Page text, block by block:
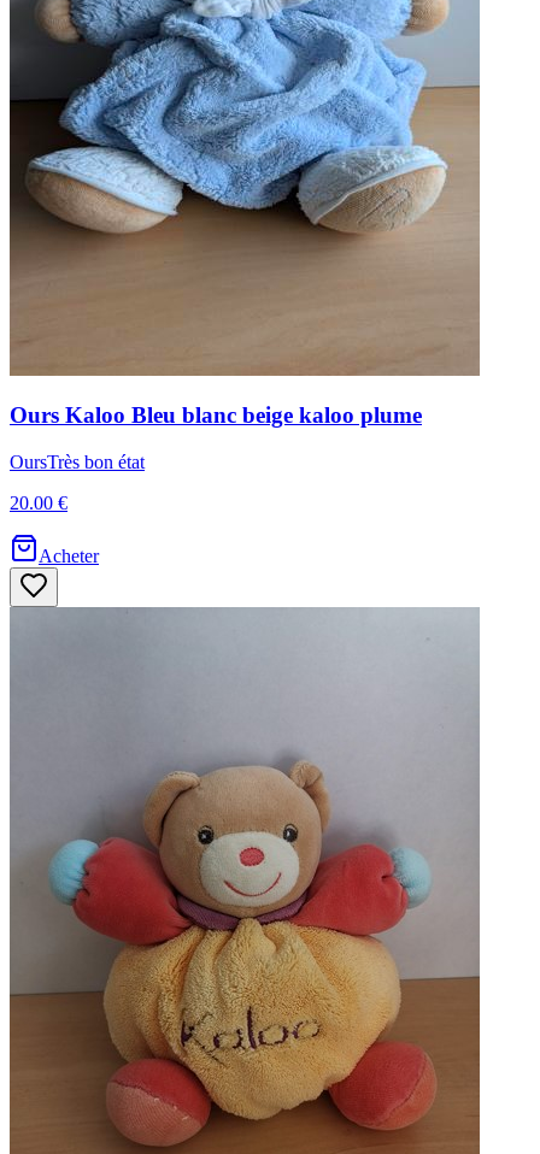
Ours Kaloo Bleu blanc beige kaloo plume
OursTrès bon état
20.00 €
Acheter